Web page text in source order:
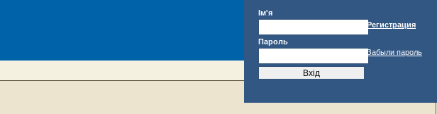
Ім'я
Пароль
Регистрация
Забыли пароль